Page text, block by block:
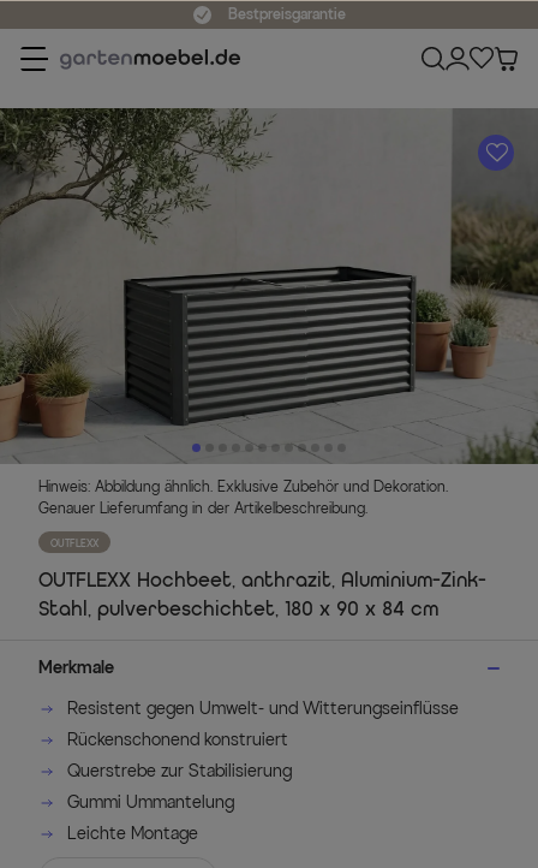
Bestpreisgarantie
A
Hinweis: Abbildung ähnlich. Exklusive Zubehör und Dekoration.
Genauer Lieferumfang in der Artikelbeschreibung.
OUTFLEXX
OUTFLEXX Hochbeet, anthrazit, Aluminium-Zink-
Stahl, pulverbeschichtet, 180 x 90 x 84 cm
Merkmale
Resistent gegen Umwelt- und Witterungseinflüsse
Rückenschonend konstruiert
Querstrebe zur Stabilisierung
Gummi Ummantelung
Leichte Montage